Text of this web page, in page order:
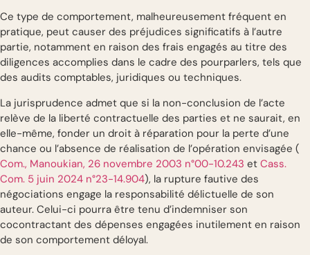
Ce type de comportement, malheureusement fréquent en
pratique, peut causer des préjudices significatifs à l’autre
partie, notamment en raison des frais engagés au titre des
diligences accomplies dans le cadre des pourparlers, tels que
des audits comptables, juridiques ou techniques.
La jurisprudence admet que si la non-conclusion de l’acte
relève de la liberté contractuelle des parties et ne saurait, en
elle-même, fonder un droit à réparation pour la perte d’une
chance ou l’absence de réalisation de l’opération envisagée (
Com., Manoukian, 26 novembre 2003 n°00-10.243 et Cass.
Com. 5 juin 2024 n°23-14.904), la rupture fautive des
négociations engage la responsabilité délictuelle de son
auteur. Celui-ci pourra être tenu d’indemniser son
cocontractant des dépenses engagées inutilement en raison
de son comportement déloyal.